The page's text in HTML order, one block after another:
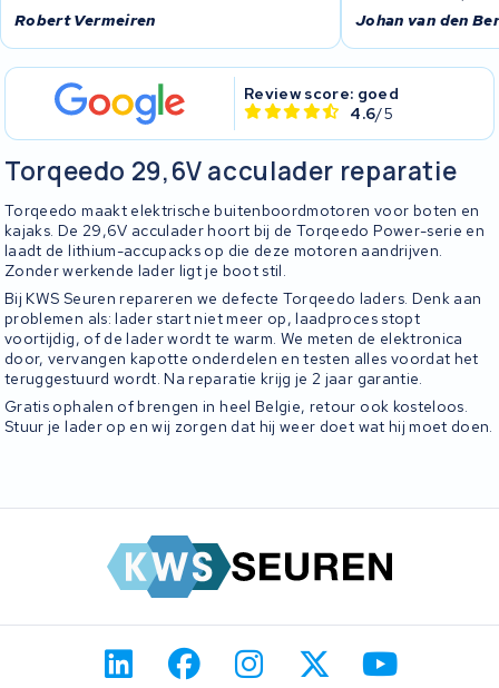
Robert Vermeiren
Johan van den
Review score: goed
4.6/5
Torqeedo 29,6V acculader reparatie
Torqeedo maakt elektrische buitenboordmotoren voor boten en
kajaks. De 29,6V acculader hoort bij de Torqeedo Power-serie en
laadt de lithium-accupacks op die deze motoren aandrijven.
Zonder werkende lader ligt je boot stil.
Bij KWS Seuren repareren we defecte Torqeedo laders. Denk aan
problemen als: lader start niet meer op, laadproces stopt
voortijdig, of de lader wordt te warm. We meten de elektronica
door, vervangen kapotte onderdelen en testen alles voordat het
teruggestuurd wordt. Na reparatie krijg je 2 jaar garantie.
Gratis ophalen of brengen in heel Belgie, retour ook kosteloos.
Stuur je lader op en wij zorgen dat hij weer doet wat hij moet doen.